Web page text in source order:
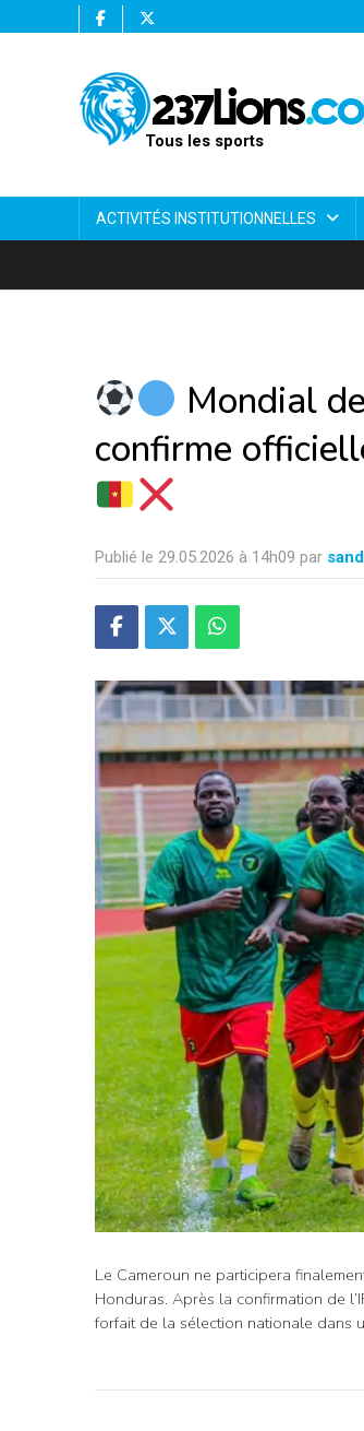
Tous les sports
ACTIVITÉS INSTITUTIONNELLES
Mondial
confirme
Publié le 29.05.2026 à 14h09 par
Le Cameroun ne participera
Honduras. Après la confirmation de
forfait de la sélection nationale dans